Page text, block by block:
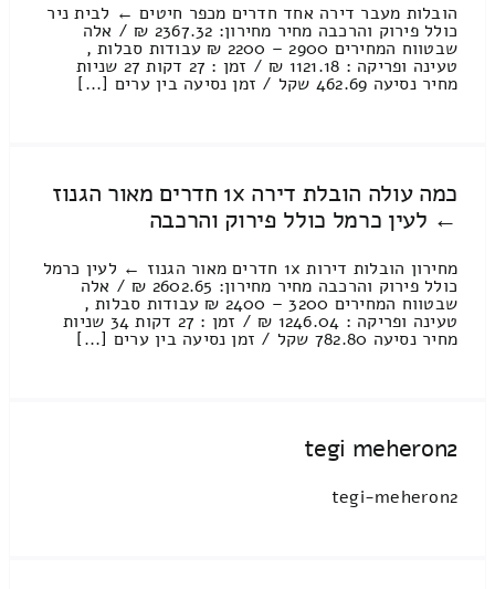
הובלות מעבר דירה אחד חדרים מכפר חיטים ← לבית ניר
כולל פירוק והרכבה מחיר מחירון: 2367.32 ₪ / אלה
שבטווח המחירים 2900 – 2200 ₪ עבודות סבלות ,
טעינה ופריקה : 1121.18 ₪ / זמן : 27 דקות 27 שניות
מחיר נסיעה 462.69 שקל / זמן נסיעה בין ערים [...]
כמה עולה הובלת דירה 1x חדרים מאור הגנוז
← לעין כרמל כולל פירוק והרכבה
מחירון הובלות דירות 1x חדרים מאור הגנוז ← לעין כרמל
כולל פירוק והרכבה מחיר מחירון: 2602.65 ₪ / אלה
שבטווח המחירים 3200 – 2400 ₪ עבודות סבלות ,
טעינה ופריקה : 1246.04 ₪ / זמן : 27 דקות 34 שניות
מחיר נסיעה 782.80 שקל / זמן נסיעה בין ערים [...]
tegi meheron2
tegi-meheron2